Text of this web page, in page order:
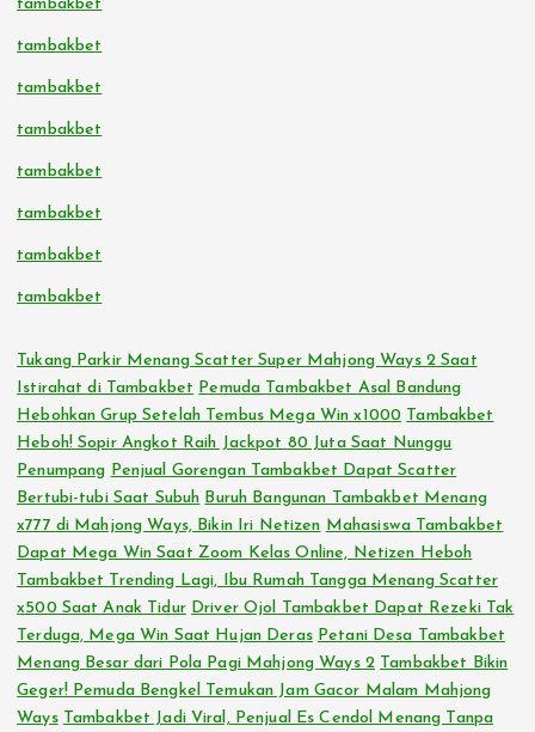
tambakbet
tambakbet
tambakbet
tambakbet
tambakbet
tambakbet
tambakbet
tambakbet
Tukang Parkir Menang Scatter Super Mahjong Ways 2 Saat
Istirahat di Tambakbet Pemuda Tambakbet Asal Bandung
Hebohkan Grup Setelah Tembus Mega Win x1000 Tambakbet
Heboh! Sopir Angkot Raih Jackpot 80 Juta Saat Nunggu
Penumpang Penjual Gorengan Tambakbet Dapat Scatter
Bertubi-tubi Saat Subuh Buruh Bangunan Tambakbet Menang
x777 di Mahjong Ways, Bikin Iri Netizen Mahasiswa Tambakbet
Dapat Mega Win Saat Zoom Kelas Online, Netizen Heboh
Tambakbet Trending Lagi, Ibu Rumah Tangga Menang Scatter
x500 Saat Anak Tidur Driver Ojol Tambakbet Dapat Rezeki Tak
Terduga, Mega Win Saat Hujan Deras Petani Desa Tambakbet
Menang Besar dari Pola Pagi Mahjong Ways 2 Tambakbet Bikin
Geger! Pemuda Bengkel Temukan Jam Gacor Malam Mahjong
Ways Tambakbet Jadi Viral, Penjual Es Cendol Menang Tanpa